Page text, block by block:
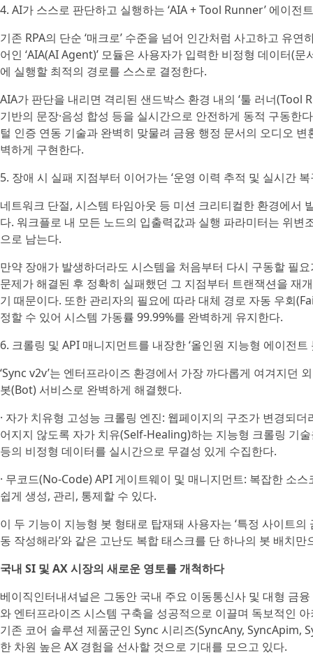
4. AI가 스스로 판단하고 실행하는 ‘AIA + Tool Runner’ 에이전
기존 RPA의 단순 ‘매크로’ 수준을 넘어 인간처럼 사고하고 유
어인 ‘AIA(AI Agent)’ 모듈은 사용자가 입력한 비정형 데이터(
에 실행할 최적의 경로를 스스로 결정한다.
AIA가 판단을 내리면 격리된 샌드박스 환경 내의 ‘툴 러너
기반의 문장·음성 합성 등을 실시간으로 안전하게 동적 구동
털 인증 연동 기술과 완벽히 맞물려 금융 행정 문서의 오디오
벽하게 구현한다.
5. 장애 시 실패 지점부터 이어가는 ‘운영 이력 추적 및 실시간 복
네트워크 단절, 시스템 타임아웃 등 미션 크리티컬한 환경에서
다. 워크플로 내 모든 노드의 입출력값과 실행 파라미터는 위
으로 남는다.
만약 장애가 발생하더라도 시스템을 처음부터 다시 구동할 필
문제가 해결된 후 정확히 실패했던 그 지점부터 트랜잭션을 재
기 때문이다. 또한 관리자의 필요에 따라 대체 경로 자동 우회
정할 수 있어 시스템 가동률 99.99%를 완벽하게 유지한다.
6. 크롤링 및 API 매니지먼트를 내장한 ‘올인원 지능형 에이전트
‘Sync v2v’는 엔터프라이즈 환경에서 가장 까다롭게 여겨지던
봇(Bot) 서비스로 완벽하게 해결했다.
· 자가 치유형 고성능 크롤링 엔진: 웹페이지의 구조가 변경되
어지지 않도록 자가 치유(Self-Healing)하는 지능형 크롤링 기
등의 비정형 데이터를 실시간으로 무결성 있게 수집한다.
· 무코드(No-Code) API 게이트웨이 및 매니지먼트: 복잡한 소
쉽게 생성, 관리, 통제할 수 있다.
이 두 기능이 지능형 봇 형태로 탑재돼 사용자는 ‘특정 사이트
동 작성해라’와 같은 고난도 복합 태스크를 단 하나의 봇 배치
국내 SI 및 AX 시장의 새로운 영토를 개척하다
베이직인터내셔널은 그동안 국내 주요 이동통신사 및 대형 금
와 엔터프라이즈 시스템 구축을 성공적으로 이끌며 독보적인
기존 코어 솔루션 제품군인 Sync 시리즈(SyncAny,
한 차원 높은 AX 경험을 선사할 것으로 기대를 모으고 있다.